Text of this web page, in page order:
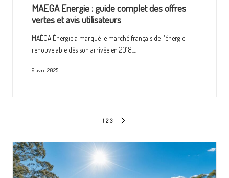
MAEGA Energie : guide complet des offres
vertes et avis utilisateurs
MAÉGA Énergie a marqué le marché français de l'énergie
renouvelable dès son arrivée en 2018.…
9 avril 2025
des
publications
1 2 3